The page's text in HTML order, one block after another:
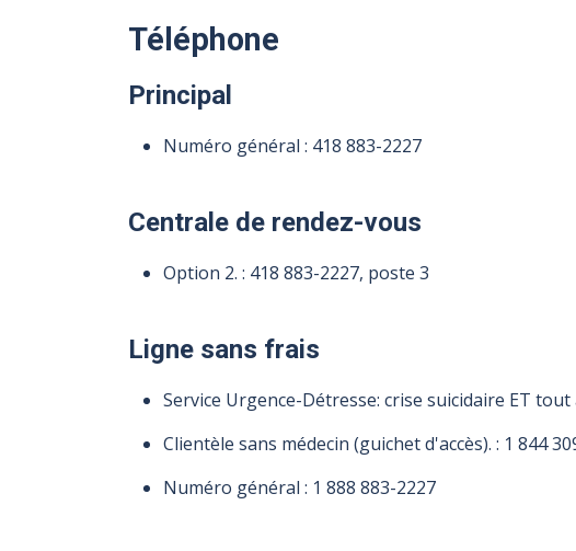
Téléphone
Principal
Numéro général : 418 883-2227
Centrale de rendez-vous
Option 2. : 418 883-2227, poste 3
Ligne sans frais
Service Urgence-Détresse: crise suicidaire ET
Clientèle sans médecin (guichet d'accès). : 1 844
Numéro général : 1 888 883-2227